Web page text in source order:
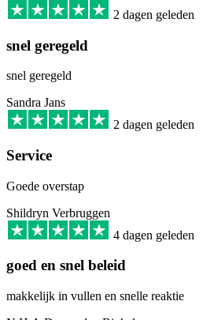
2 dagen geleden
snel geregeld
snel geregeld
Sandra Jans
2 dagen geleden
Service
Goede overstap
Shildryn Verbruggen
4 dagen geleden
goed en snel beleid
makkelijk in vullen en snelle reaktie